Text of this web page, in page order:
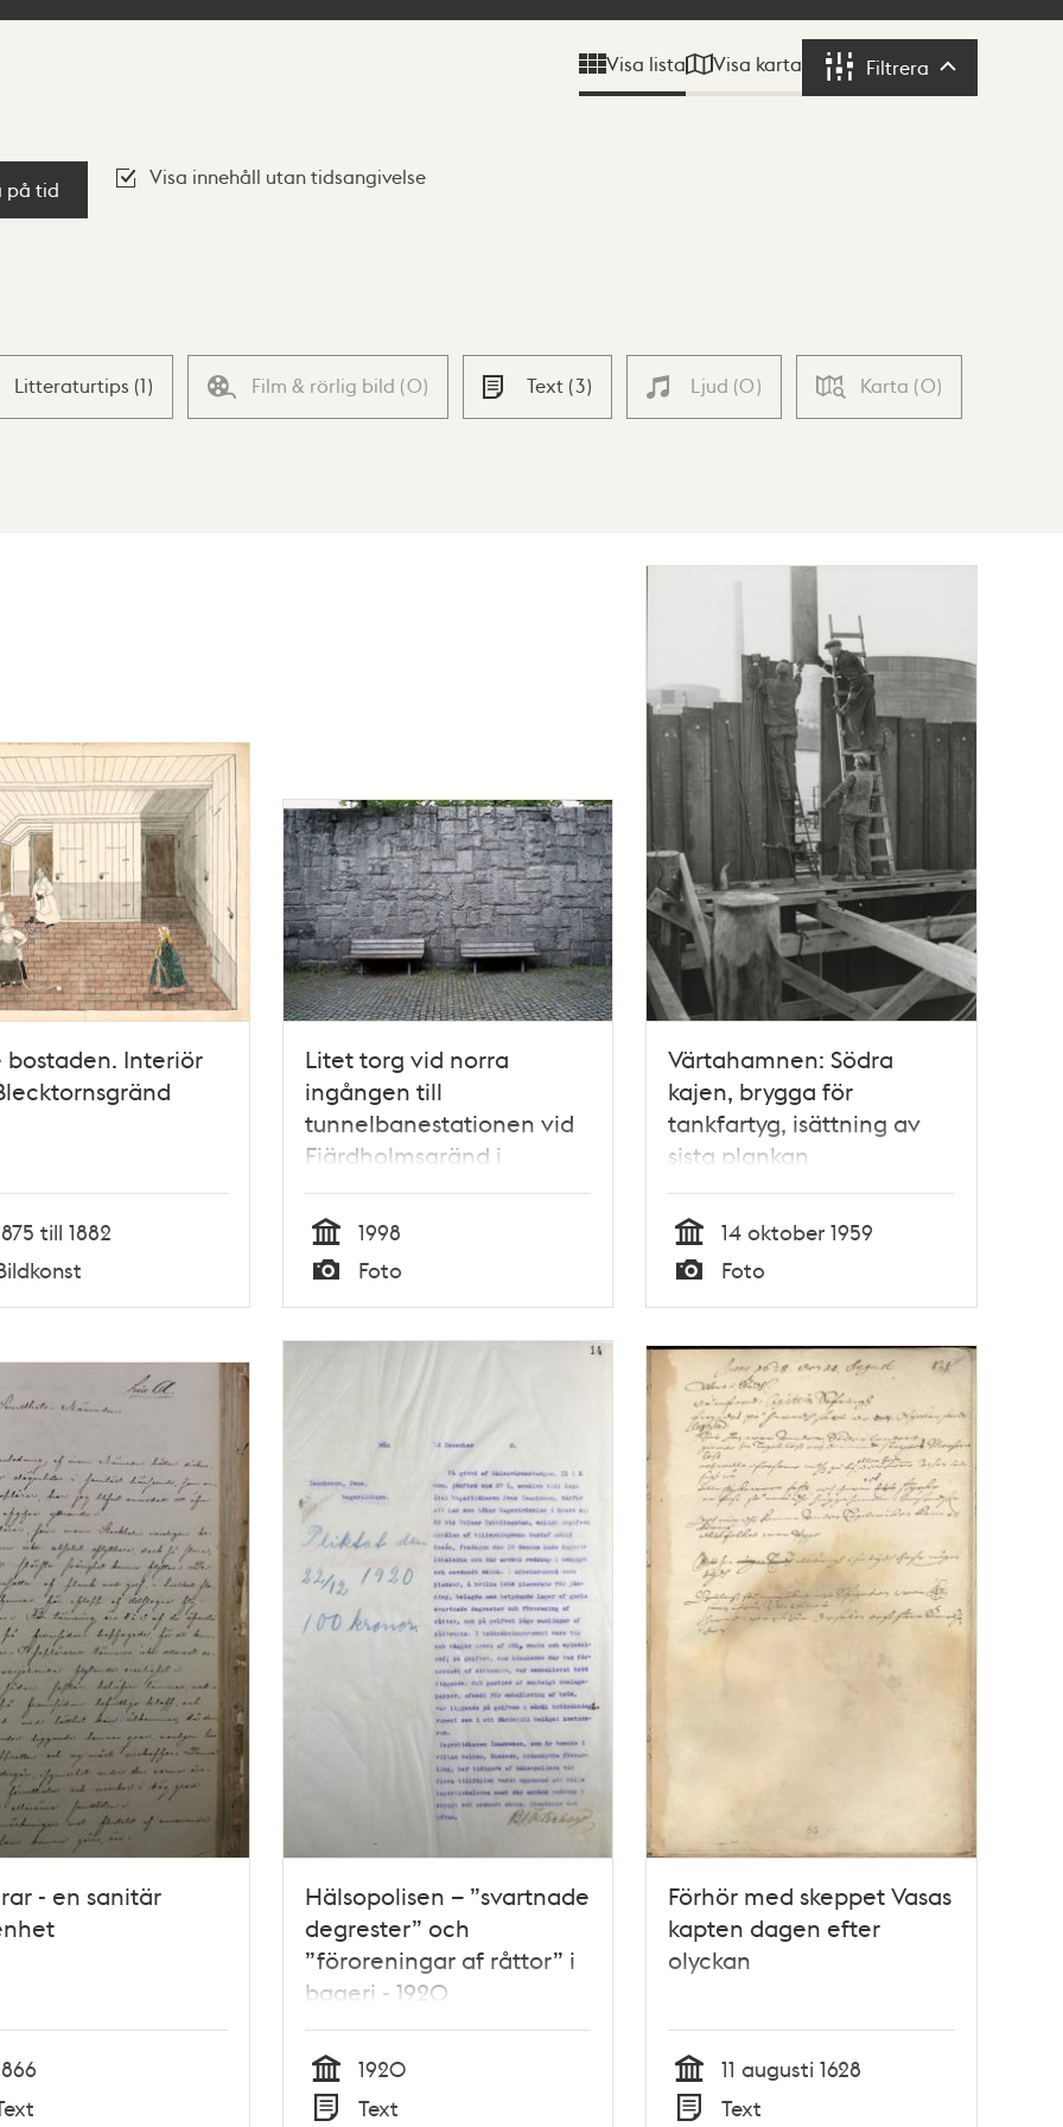
Visa lista Visa karta Filtrera Filtrera
på tid
Visa innehåll utan tidsangivelse
Litteraturtips (1) Film & rörlig bild (0) Text (3) Ljud (0) Karta (0)
bostaden. Interiör
till 1882
Litet torg vid norra
ingången till
tunnelbanestationen vid
Fjärdholmsgränd i
Vårberg
Tid
1998
Typ
Foto
Värtahamnen: Södra
kajen, brygga för
tankfartyg, isättning av
sista plankan
Tid
14 oktober 1959
Typ
Foto
- en sanitär
Hälsopolisen – ”svartnade
degrester” och
”föroreningar af råttor” i
bageri - 1920
Tid
1920
Text
Förhör med skeppet Vasas
kapten dagen efter
olyckan
Tid
11 augusti 1628
Text